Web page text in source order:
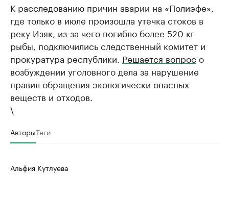
К расследованию причин аварии на «Полиэфе»,
где только в июле произошла утечка стоков в
реку Изяк, из-за чего погибло более 520 кг
рыбы, подключились следственный комитет и
прокуратура республики. Решается вопрос о
возбуждении уголовного дела за нарушение
правил обращения экологически опасных
веществ и отходов.
\
АвторыТеги
Альфия Кутлуева